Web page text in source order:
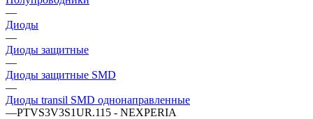
—
Диоды
—
Диоды защитные
—
Диоды защитные SMD
—
Диоды transil SMD однонаправленные
—PTVS3V3S1UR.115 - NEXPERIA